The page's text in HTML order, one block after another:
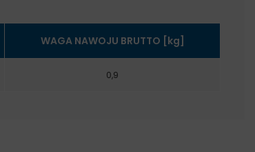
WAGA NAWOJU BRUTTO [kg]
0,9